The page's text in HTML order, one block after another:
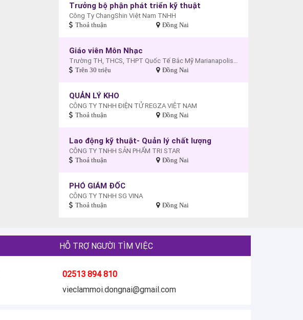
Trưởng bộ phận phát triển kỹ thuật
Công Ty ChangShin Việt Nam TNHH
Thoả thuận Đồng Nai
Giáo viên Môn Nhạc
Trường TH, THCS, THPT Quốc Tế Bắc Mỹ Marianapolis - Cơ sở Biên Hòa
Trên 30 triệu Đồng Nai
QUẢN LÝ KHO
CÔNG TY TNHH ĐIỆN TỬ REGZA VIỆT NAM
Thoả thuận Đồng Nai
Lao động kỹ thuật- Quản lý chất lượng
CÔNG TY TNHH SẢN PHẨM TRI STAR
Thoả thuận Đồng Nai
PHÓ GIÁM ĐỐC
CÔNG TY TNHH SG VINA
Thoả thuận Đồng Nai
HỖ TRỢ NGƯỜI TÌM VIỆC
02513 894 810
vieclammoi.dongnai@gmail.com